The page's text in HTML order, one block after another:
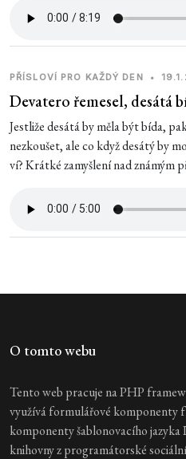
PŘÍSLOVÍ PRO KAŽDÝ DEN •
Devatero řemesel, desátá
Jestliže desátá by měla být bída,
nezkoušet, ale co když desátý by
ví? Krátké zamyšlení nad známým
O tomto webu
Tento web pracuje na PHP
využívá formulářové komponenty
komponenty šablonovacího
knihovny z programátorské